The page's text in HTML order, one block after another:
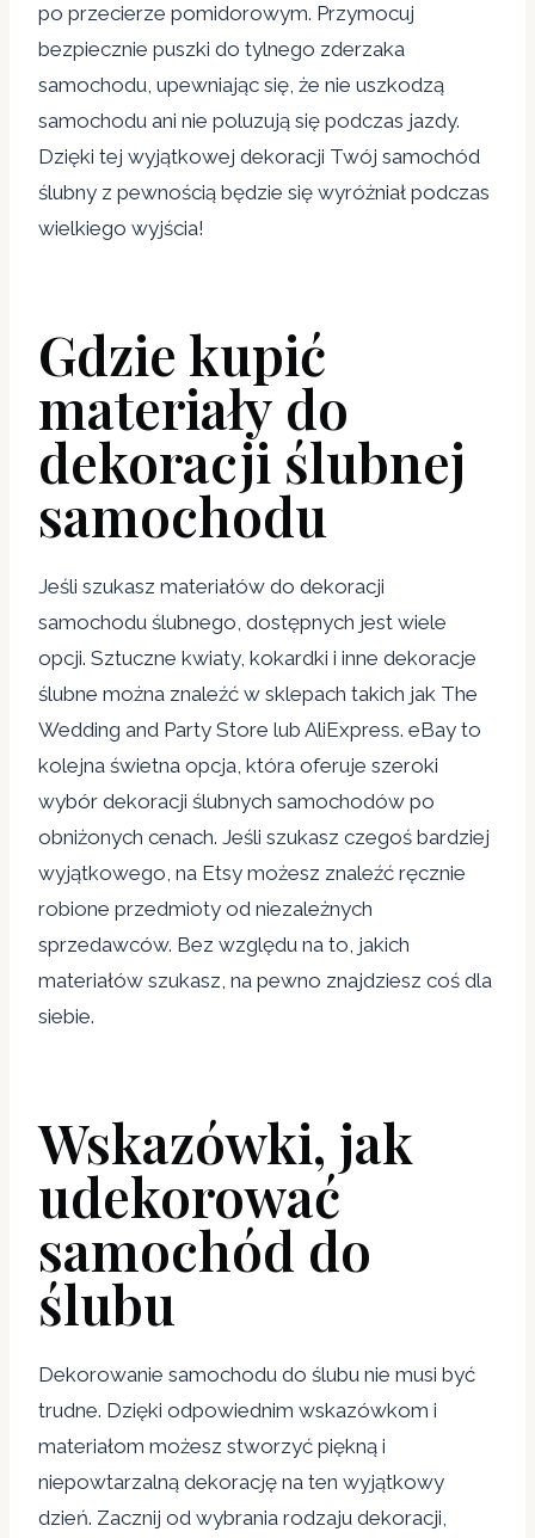
po przecierze pomidorowym. Przymocuj
bezpiecznie puszki do tylnego zderzaka
samochodu, upewniając się, że nie uszkodzą
samochodu ani nie poluzują się podczas jazdy.
Dzięki tej wyjątkowej dekoracji Twój samochód
ślubny z pewnością będzie się wyróżniał podczas
wielkiego wyjścia!
Gdzie kupić
materiały do ​​
dekoracji ślubnej
samochodu
Jeśli szukasz materiałów do dekoracji
samochodu ślubnego, dostępnych jest wiele
opcji. Sztuczne kwiaty, kokardki i inne dekoracje
ślubne można znaleźć w sklepach takich jak The
Wedding and Party Store lub AliExpress. eBay to
kolejna świetna opcja, która oferuje szeroki
wybór dekoracji ślubnych samochodów po
obniżonych cenach. Jeśli szukasz czegoś bardziej
wyjątkowego, na Etsy możesz znaleźć ręcznie
robione przedmioty od niezależnych
sprzedawców. Bez względu na to, jakich
materiałów szukasz, na pewno znajdziesz coś dla
siebie.
Wskazówki, jak
udekorować
samochód do
ślubu
Dekorowanie samochodu do ślubu nie musi być
trudne. Dzięki odpowiednim wskazówkom i
materiałom możesz stworzyć piękną i
niepowtarzalną dekorację na ten wyjątkowy
dzień. Zacznij od wybrania rodzaju dekoracji,